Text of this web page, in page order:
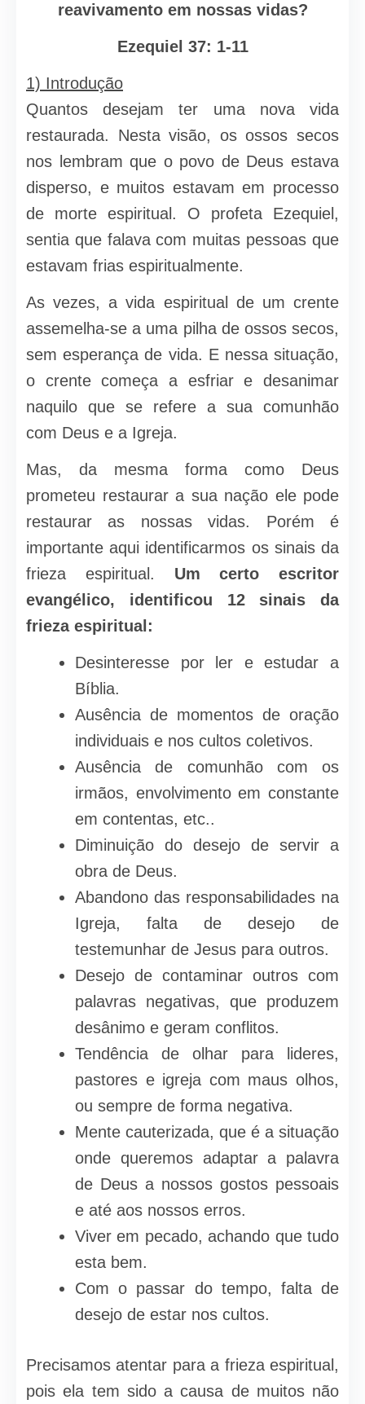
reavivamento em nossas vidas?
Ezequiel 37: 1-11
1) Introdução
Quantos desejam ter uma nova vida
restaurada. Nesta visão, os ossos secos
nos lembram que o povo de Deus estava
disperso, e muitos estavam em processo
de morte espiritual. O profeta Ezequiel,
sentia que falava com muitas pessoas que
estavam frias espiritualmente.
As vezes, a vida espiritual de um crente
assemelha-se a uma pilha de ossos secos,
sem esperança de vida. E nessa situação,
o crente começa a esfriar e desanimar
naquilo que se refere a sua comunhão
com Deus e a Igreja.
Mas, da mesma forma como Deus
prometeu restaurar a sua nação ele pode
restaurar as nossas vidas. Porém é
importante aqui identificarmos os sinais da
frieza espiritual. Um certo escritor
evangélico, identificou 12 sinais da
frieza espiritual:
Desinteresse por ler e estudar a
Bíblia.
Ausência de momentos de oração
individuais e nos cultos coletivos.
Ausência de comunhão com os
irmãos, envolvimento em constante
em contentas, etc..
Diminuição do desejo de servir a
obra de Deus.
Abandono das responsabilidades na
Igreja, falta de desejo de
testemunhar de Jesus para outros.
Desejo de contaminar outros com
palavras negativas, que produzem
desânimo e geram conflitos.
Tendência de olhar para lideres,
pastores e igreja com maus olhos,
ou sempre de forma negativa.
Mente cauterizada, que é a situação
onde queremos adaptar a palavra
de Deus a nossos gostos pessoais
e até aos nossos erros.
Viver em pecado, achando que tudo
esta bem.
Com o passar do tempo, falta de
desejo de estar nos cultos.
Precisamos atentar para a frieza espiritual,
pois ela tem sido a causa de muitos não